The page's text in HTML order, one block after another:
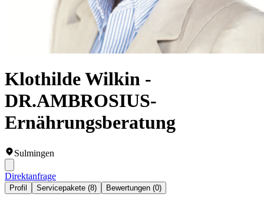
Klothilde Wilkin -
DR.AMBROSIUS-
Ernährungsberatung
Sulmingen
Direktanfrage
Profil Servicepakete (8) Bewertungen (0)